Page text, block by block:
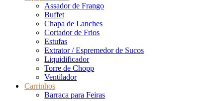
Assador de Frango
Buffet
Chapa de Lanches
Cortador de Frios
Estufas
Extrator / Espremedor de Sucos
Liquidificador
Torre de Chopp
Ventilador
Carrinhos
Barraca para Feiras